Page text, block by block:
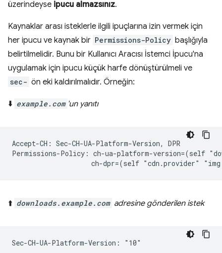
üzerindeyse ipucu almazsınız.
Kaynaklar arası isteklerle ilgili ipuçlarına izin vermek için
her ipucu ve kaynak bir Permissions-Policy başlığıyla
belirtilmelidir. Bunu bir Kullanıcı Aracısı İstemci İpucu'na
uygulamak için ipucu küçük harfe dönüştürülmeli ve
sec- ön eki kaldırılmalıdır. Örneğin:
⬇️ example.com 'un yanıtı
Accept-CH: Sec-CH-UA-Platform-Version, DPR
Permissions-Policy: ch-ua-platform-version=(self
⬆️ downloads.example.com adresine gönderilen istek